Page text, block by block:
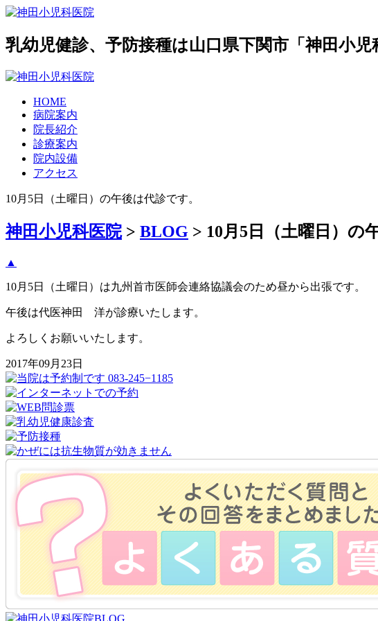
乳幼児健診、予防接種は山口県下関市「神田小
HOME
病院案内
院長紹介
診療案内
院内設備
アクセス
10月5日（土曜日）の午後は代診です。
神田小児科医院> BLOG > 10月5日（土曜日）の
▲
10月5日（土曜日）は九州首市医師会連絡協議会のため昼から出張です。
午後は代医神田 洋が診療いたします。
よろしくお願いいたします。
2017年09月23日